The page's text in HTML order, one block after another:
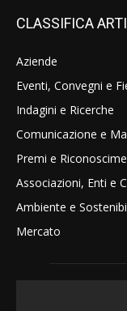
CLASSIFICA
Aziende
Eventi, Convegni e
Indagini e Ricerche
Comunicazione e
Premi e
Associazioni, Enti e
Ambiente e
Mercato